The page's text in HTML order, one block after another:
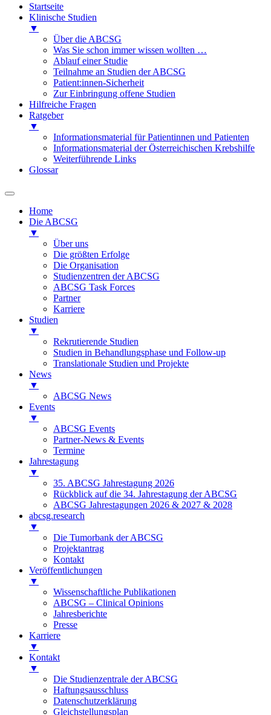
Startseite
Klinische Studien
▼
Über die ABCSG
Was Sie schon immer wissen wollten …
Ablauf einer Studie
Teilnahme an Studien der ABCSG
Patient:innen-Sicherheit
Zur Einbringung offene Studien
Hilfreiche Fragen
Ratgeber
▼
Informationsmaterial für Patientinnen und Patienten
Informationsmaterial der Österreichischen Krebshilfe
Weiterführende Links
Glossar
Home
Die ABCSG
▼
Über uns
Die größten Erfolge
Die Organisation
Studienzentren der ABCSG
ABCSG Task Forces
Partner
Karriere
Studien
▼
Rekrutierende Studien
Studien in Behandlungsphase und Follow-up
Translationale Studien und Projekte
News
▼
ABCSG News
Events
▼
ABCSG Events
Partner-News & Events
Termine
Jahrestagung
▼
35. ABCSG Jahrestagung 2026
Rückblick auf die 34. Jahrestagung der ABCSG
ABCSG Jahrestagungen 2026 & 2027 & 2028
abcsg.research
▼
Die Tumorbank der ABCSG
Projektantrag
Kontakt
Veröffentlichungen
▼
Wissenschaftliche Publikationen
ABCSG – Clinical Opinions
Jahresberichte
Presse
Karriere
▼
Kontakt
▼
Die Studienzentrale der ABCSG
Haftungsausschluss
Datenschutzerklärung
Gleichstellungsplan